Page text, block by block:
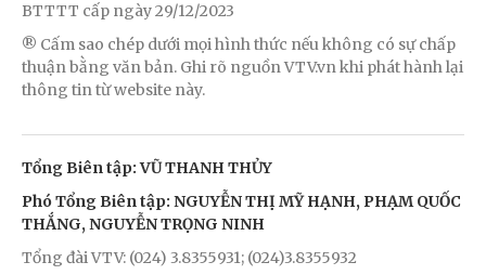
BTTTT cấp ngày 29/12/2023
® Cấm sao chép dưới mọi hình thức nếu không có sự chấp
thuận bằng văn bản. Ghi rõ nguồn VTV.vn khi phát hành lại
thông tin từ website này.
Tổng Biên tập: VŨ THANH THỦY
Phó Tổng Biên tập: NGUYỄN THỊ MỸ HẠNH, PHẠM QUỐC
THẮNG, NGUYỄN TRỌNG NINH
Tổng đài VTV: (024) 3.8355931; (024)3.8355932